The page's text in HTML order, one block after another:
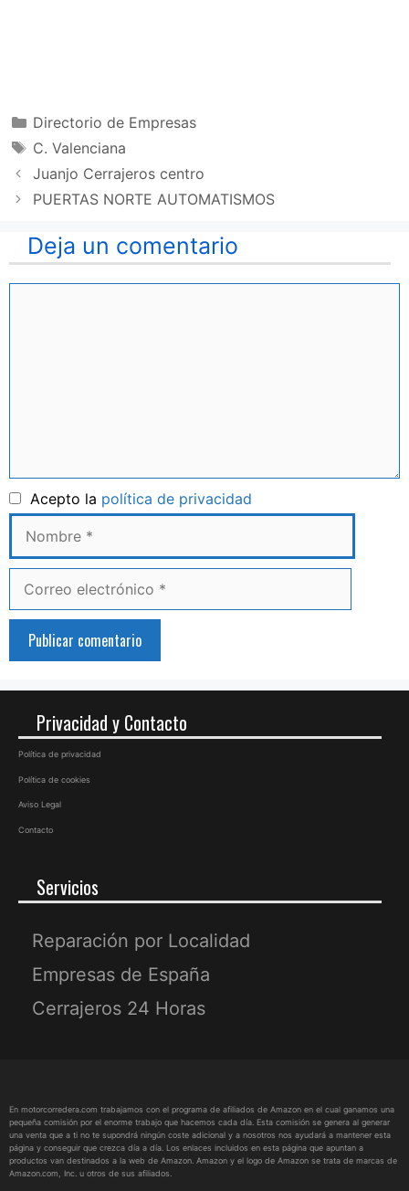
Categorías
Directorio de Empresas
Etiquetas
C. Valenciana
Juanjo Cerrajeros centro
PUERTAS NORTE AUTOMATISMOS
Deja un comentario
Acepto la política de privacidad
Privacidad y Contacto
Política de privacidad
Política de cookies
Aviso Legal
Contacto
Servicios
Reparación por Localidad
Empresas de España
Cerrajeros 24 Horas
En motorcorredera.com trabajamos con el programa de afiliados de Amazon en el cual ganamos una
pequeña comisión por el enorme trabajo que hacemos cada día. Esta comisión se genera al generar
una venta que a ti no te supondrá ningún coste adicional y a nosotros nos ayudará a mantener esta
página y conseguir que crezca día a día. Los enlaces incluidos en esta página que apuntan a
productos van destinados a la web de Amazon. Amazon y el logo de Amazon se trata de marcas de
Amazon.com, Inc. u otros de sus afiliados.